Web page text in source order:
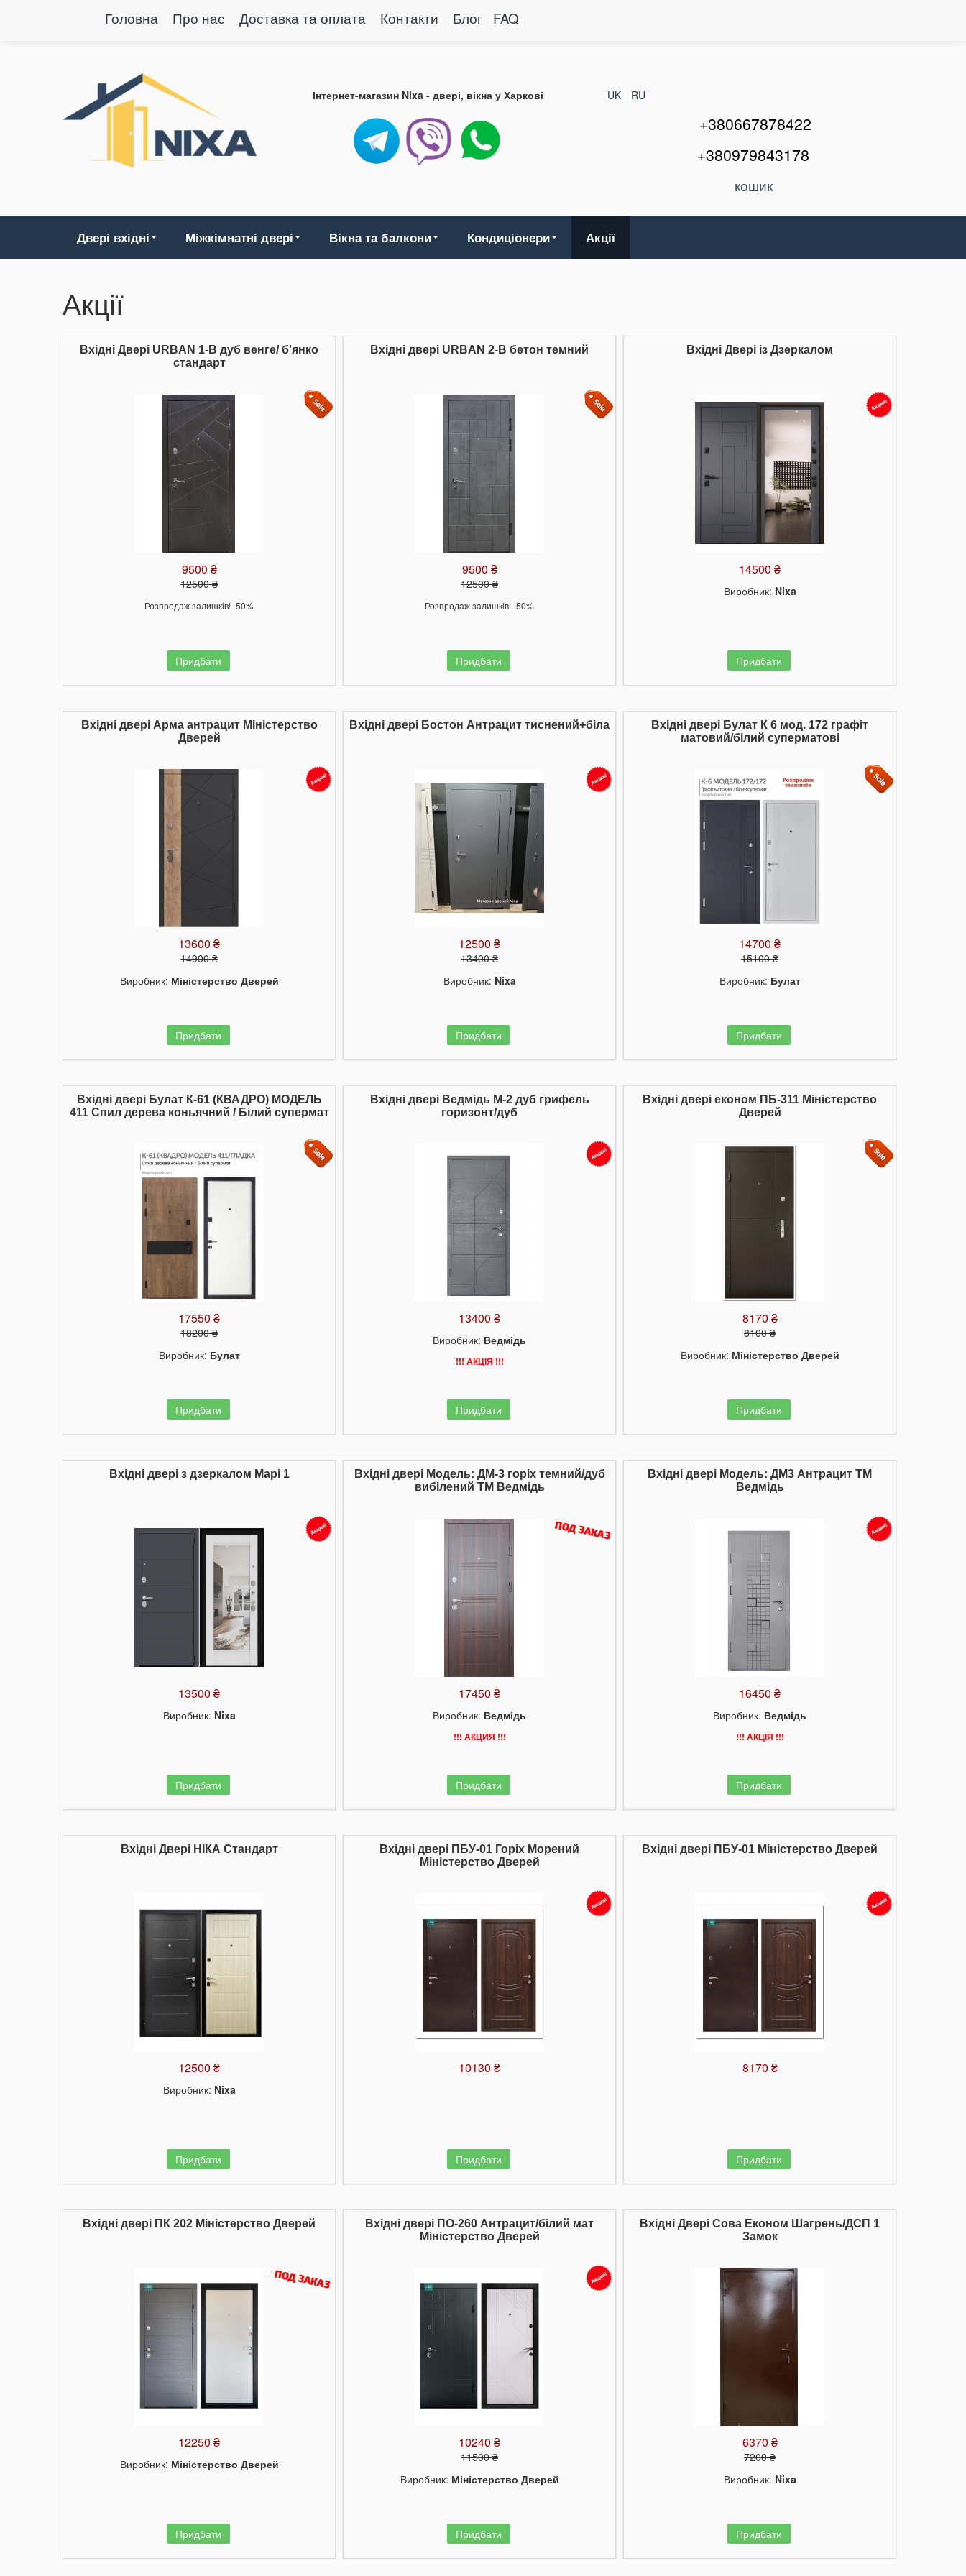
Головна Про нас Доставка та оплата Контакти Блог FAQ
Інтернет-магазин Nixa - двері, вікна у Харкові UK RU
+380667878422
+380979843178
кошик
Двері вхідні Міжкімнатні двері Вікна та балкони Кондиціонери Акції
Акції
Вхідні Двері URBAN 1-B дуб венге/ б'янко
стандарт
9500 ₴
12500 ₴
Розпродаж залишків! -50%
Придбати
Вхідні двері URBAN 2-B бетон темний
9500 ₴
12500 ₴
Розпродаж залишків! -50%
Придбати
Вхідні Двері із Дзеркалом
14500 ₴
Виробник: Nixa
Придбати
Вхідні двері Арма антрацит Міністерство
Дверей
13600 ₴
14900 ₴
Виробник: Міністерство Дверей
Придбати
Вхідні двері Бостон Антрацит тиснений+біла
12500 ₴
13400 ₴
Виробник: Nixa
Придбати
Вхідні двері Булат К 6 мод. 172 графіт
матовий/білий суперматові
14700 ₴
15100 ₴
Виробник: Булат
Придбати
Вхідні двері Булат К-61 (КВАДРО) МОДЕЛЬ
411 Спил дерева коньячний / Білий супермат
17550 ₴
18200 ₴
Виробник: Булат
Придбати
Вхідні двері Ведмідь М-2 дуб грифель
горизонт/дуб
13400 ₴
Виробник: Ведмідь
!!! АКЦІЯ !!!
Придбати
Вхідні двері економ ПБ-311 Міністерство
Дверей
8170 ₴
8100 ₴
Виробник: Міністерство Дверей
Придбати
Вхідні двері з дзеркалом Марі 1
13500 ₴
Виробник: Nixa
Придбати
Вхідні двері Модель: ДМ-3 горіх темний/дуб
вибілений ТМ Ведмідь
17450 ₴
Виробник: Ведмідь
!!! АКЦИЯ !!!
Придбати
Вхідні двері Модель: ДМ3 Антрацит ТМ
Ведмідь
16450 ₴
Виробник: Ведмідь
!!! АКЦІЯ !!!
Придбати
Вхідні Двері НІКА Стандарт
12500 ₴
Виробник: Nixa
Придбати
Вхідні двері ПБУ-01 Горіх Морений
Міністерство Дверей
10130 ₴
Придбати
Вхідні двері ПБУ-01 Міністерство Дверей
8170 ₴
Придбати
Вхідні двері ПК 202 Міністерство Дверей
12250 ₴
Виробник: Міністерство Дверей
Придбати
Вхідні двері ПО-260 Антрацит/білий мат
Міністерство Дверей
10240 ₴
11500 ₴
Виробник: Міністерство Дверей
Придбати
Вхідні Двері Сова Економ Шагрень/ДСП 1
Замок
6370 ₴
7200 ₴
Виробник: Nixa
Придбати